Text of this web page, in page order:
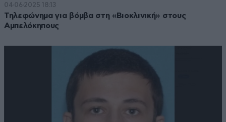
04·06·2025 18:13
Τηλεφώνημα για βόμβα στη «Βιοκλινική» στους
Αμπελόκηπους